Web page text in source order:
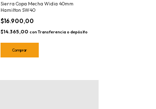
Sierra Copa Mecha Widia 40mm
Hamilton SW40
$16.900,00
$14.365,00 con Transferencia o depósito